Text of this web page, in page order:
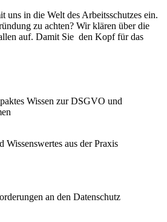
uns in die Welt des Arbeitsschutzes ein.
zu achten? Wir klären über die
auf. Damit Sie den Kopf für das
Wissen zur DSGVO und
Wissenswertes aus der Praxis
an den Datenschutz